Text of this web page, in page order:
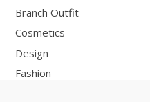
Branch Outfit
Cosmetics
Design
Fashion